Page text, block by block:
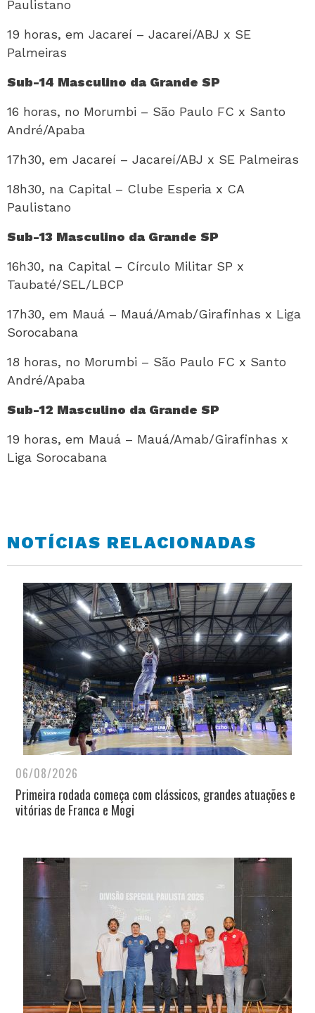
Paulistano
19 horas, em Jacareí – Jacareí/ABJ x SE
Palmeiras
Sub-14 Masculino da Grande SP
16 horas, no Morumbi – São Paulo FC x Santo
André/Apaba
17h30, em Jacareí – Jacareí/ABJ x SE Palmeiras
18h30, na Capital – Clube Esperia x CA
Paulistano
Sub-13 Masculino da Grande SP
16h30, na Capital – Círculo Militar SP x
Taubaté/SEL/LBCP
17h30, em Mauá – Mauá/Amab/Girafinhas x Liga
Sorocabana
18 horas, no Morumbi – São Paulo FC x Santo
André/Apaba
Sub-12 Masculino da Grande SP
19 horas, em Mauá – Mauá/Amab/Girafinhas x
Liga Sorocabana
NOTÍCIAS RELACIONADAS
06/08/2026
Primeira rodada começa com clássicos, grandes atuações e
vitórias de Franca e Mogi